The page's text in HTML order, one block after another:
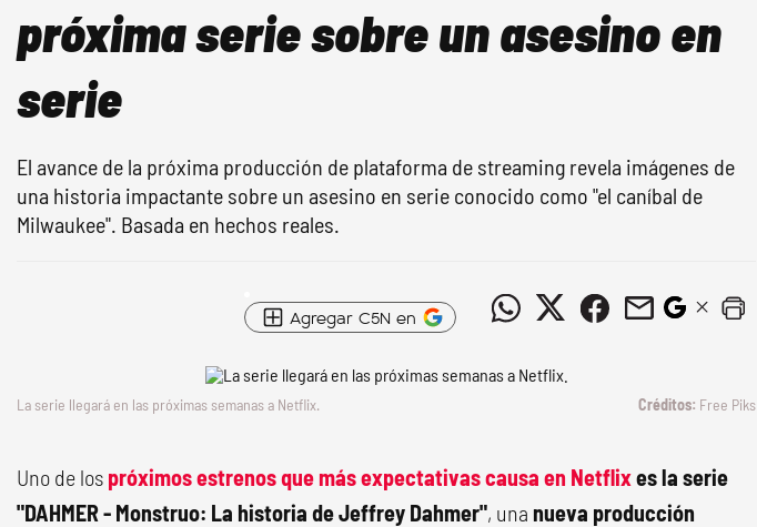
próxima serie sobre un asesino en
serie
El avance de la próxima producción de plataforma de streaming revela imágenes de
una historia impactante sobre un asesino en serie conocido como "el caníbal de
Milwaukee". Basada en hechos reales.
Agregar C5N en
La serie llegará en las próximas semanas a Netflix. Free Piks
Uno de los próximos estrenos que más expectativas causa en Netflixes la serie
"DAHMER - Monstruo: La historia de Jeffrey Dahmer", una nueva producción